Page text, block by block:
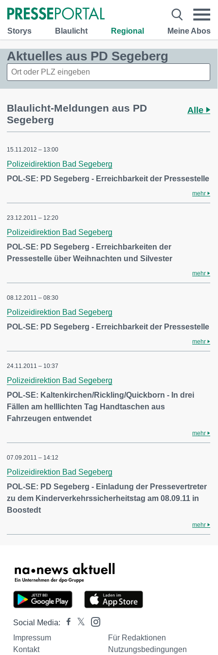
Storys Blaulicht Regional Meine Abos
Aktuelles aus PD Segeberg
Blaulicht-Meldungen aus PD
Segeberg
Alle
15.11.2012 – 13:00
Polizeidirektion Bad Segeberg
POL-SE: PD Segeberg - Erreichbarkeit der Pressestelle
mehr
23.12.2011 – 12:20
Polizeidirektion Bad Segeberg
POL-SE: PD Segeberg - Erreichbarkeiten der
Pressestelle über Weihnachten und Silvester
mehr
08.12.2011 – 08:30
Polizeidirektion Bad Segeberg
POL-SE: PD Segeberg - Erreichbarkeit der Pressestelle
mehr
24.11.2011 – 10:37
Polizeidirektion Bad Segeberg
POL-SE: Kaltenkirchen/Rickling/Quickborn - In drei
Fällen am helllichten Tag Handtaschen aus
Fahrzeugen entwendet
mehr
07.09.2011 – 14:12
Polizeidirektion Bad Segeberg
POL-SE: PD Segeberg - Einladung der Pressevertreter
zu dem Kinderverkehrssicherheitstag am 08.09.11 in
Boostedt
mehr
Social Media:
Impressum
Für Redaktionen
Kontakt
Nutzungsbedingungen